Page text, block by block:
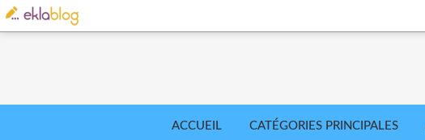
ACCUEIL CATÉGORIES PRINCIPALES